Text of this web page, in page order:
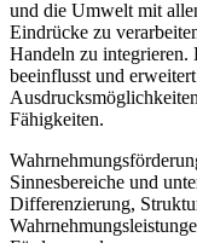
und die Umwelt mit
Eindrücke zu
Handeln zu integrieren.
beeinflusst und
Fähigkeiten.
Sinnesbereiche und
Differenzierung,